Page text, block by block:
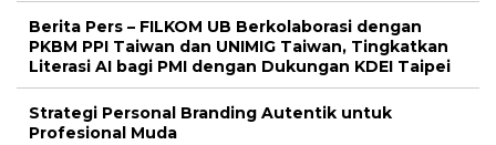
Berita Pers – FILKOM UB Berkolaborasi dengan
PKBM PPI Taiwan dan UNIMIG Taiwan, Tingkatkan
Literasi AI bagi PMI dengan Dukungan KDEI Taipei
Strategi Personal Branding Autentik untuk
Profesional Muda